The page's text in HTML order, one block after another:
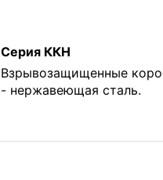
Серия ККН
Взрывозащищенные
- нержавеющая сталь.